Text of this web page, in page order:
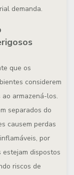
demanda.
que os
considerem
armazená-los.
separados do
causem perdas
por
dispostos
riscos de